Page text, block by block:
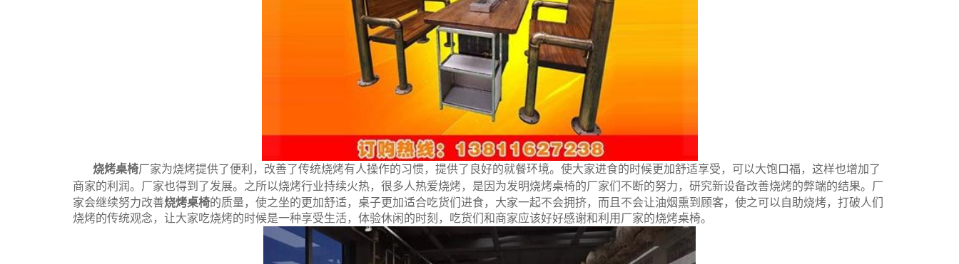
烧烤桌椅厂家为烧烤提供了便利，改善了传统烧烤有人操作的习惯，提供了良好的就餐环境。使大家进食的时候更加舒适享受，可以大饱口福，这样也增加了
商家的利润。厂家也得到了发展。 之所以烧烤行业持续火热，很多人热爱烧烤，是因为发明烧烤桌椅的厂家们不断的努力，研究新设备改善烧烤的弊端的结果。厂
家会继续努力改善烧烤桌椅的质量，使之坐的更加舒适，桌子更加适合吃货们进食，大家一起不会拥挤，而且不会让油烟熏到顾客，使之可以自助烧烤，打破人们
烧烤的传统观念，让大家吃烧烤的时候是一种享受生活，体验休闲的时刻，吃货们和商家应该好好感谢和利用厂家的烧烤桌椅。